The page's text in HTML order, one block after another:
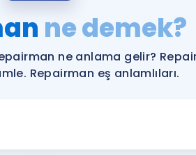
YDS ve YÖKDİL
YDS ve YÖKDİL'e
Tüm ÖSYM
ne demek?
ne anlama gelir?
Repairman eş anlamlıları.